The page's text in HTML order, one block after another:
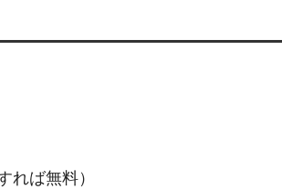
れば無料）